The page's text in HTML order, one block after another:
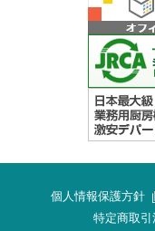
個人情報保護方針
特定商取